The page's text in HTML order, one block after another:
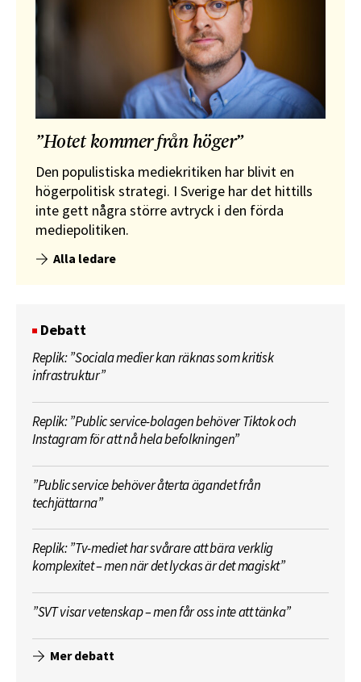
”Hotet kommer från höger”
Den populistiska mediekritiken har blivit en
högerpolitisk strategi. I Sverige har det hittills
inte gett några större avtryck i den förda
mediepolitiken.
Alla ledare
Debatt
Replik: ”Sociala medier kan räknas som kritisk
infrastruktur”
Replik: ”Public service-bolagen behöver Tiktok och
Instagram för att nå hela befolkningen”
”Public service behöver återta ägandet från
techjättarna”
Replik: ”Tv-mediet har svårare att bära verklig
komplexitet – men när det lyckas är det magiskt”
”SVT visar vetenskap – men får oss inte att tänka”
Mer debatt